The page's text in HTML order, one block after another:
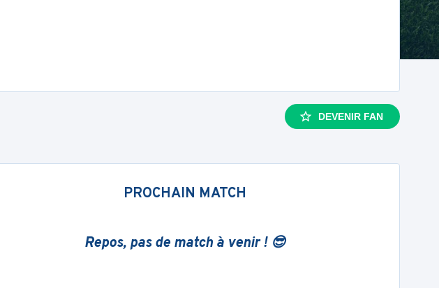
DEVENIR FAN
PROCHAIN MATCH
Repos, pas de match à venir ! 😎